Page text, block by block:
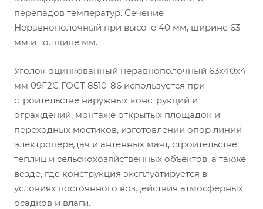
перепадов температур. Сечение
Неравнополочный при высоте 40 мм, ширине 63
мм и толщине мм.
Уголок оцинкованный неравнополочный 63х40х4
мм 09Г2С ГОСТ 8510-86 используется при
строительстве наружных конструкций и
ограждений, монтаже открытых площадок и
переходных мостиков, изготовлении опор линий
электропередач и антенных мачт, строительстве
теплиц и сельскохозяйственных объектов, а также
везде, где конструкция эксплуатируется в
условиях постоянного воздействия атмосферных
осадков и влаги.